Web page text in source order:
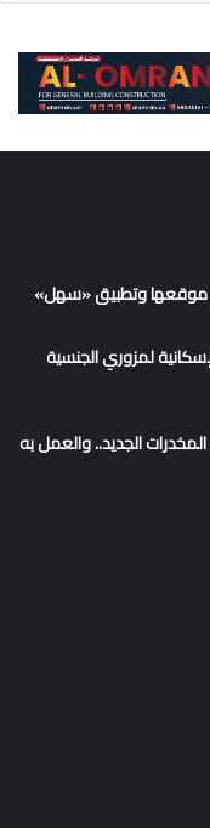
عبر موقعها وتطبيق «سهل»
لمزوري الجنسية
الجديد.. والعمل به